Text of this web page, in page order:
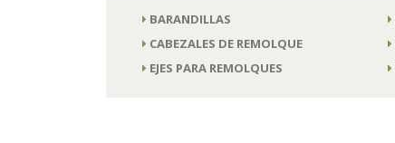
BARANDILLAS
CABEZALES DE REMOLQUE
EJES PARA REMOLQUES